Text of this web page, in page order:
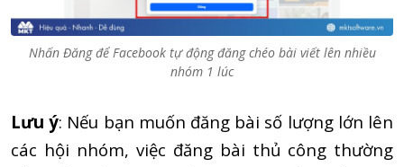
Nhấn Đăng để Facebook tự động đăng chéo bài viết lên nhiều
nhóm 1 lúc
Lưu ý: Nếu bạn muốn đăng bài số lượng lớn lên
các hội nhóm, việc đăng bài thủ công thường